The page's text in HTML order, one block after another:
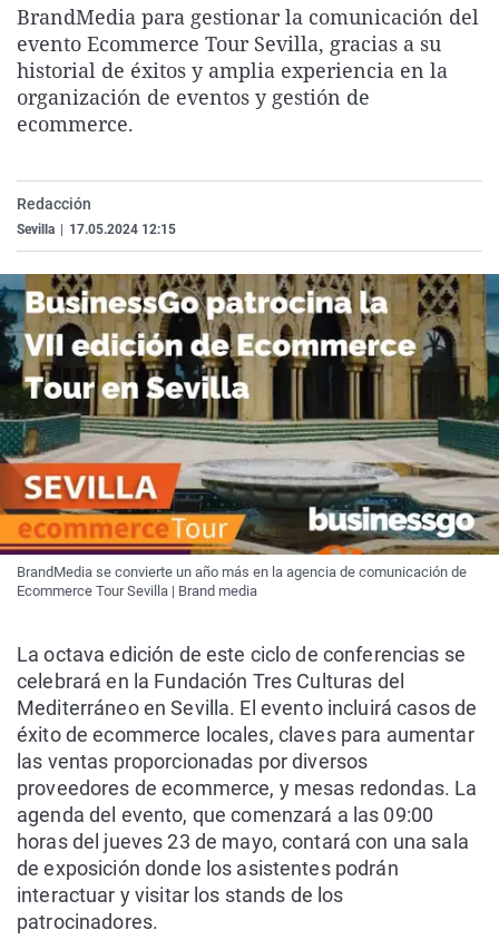
La rosa de los vientos
Gente viajera
Como el perro y el
Caso
Retornados
Equipo de
Extremadura
Galicia
La Rioja
Virales
Televisión
Elecciones
BrandMedia para gestionar la comunicación del
evento Ecommerce Tour Sevilla, gracias a su
historial de éxitos y amplia experiencia en la
organización de eventos y gestión de
ecommerce.
Redacción
Sevilla 17.05.2024 12:15
BrandMedia se convierte un año más en la agencia de comunicación de
Ecommerce Tour Sevilla | Brand media
La octava edición de este ciclo de conferencias se
celebrará en la Fundación Tres Culturas del
Mediterráneo en Sevilla. El evento incluirá casos de
éxito de ecommerce locales, claves para aumentar
las ventas proporcionadas por diversos
proveedores de ecommerce, y mesas redondas. La
agenda del evento, que comenzará a las 09:00
horas del jueves 23 de mayo, contará con una sala
de exposición donde los asistentes podrán
interactuar y visitar los stands de los
patrocinadores.